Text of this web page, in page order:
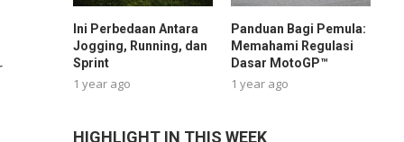
Ini Perbedaan Antara
Jogging, Running, dan
Sprint
1 year ago
Panduan Bagi Pemula:
Memahami Regulasi
Dasar MotoGP™
1 year ago
HIGHLIGHT IN THIS WEEK